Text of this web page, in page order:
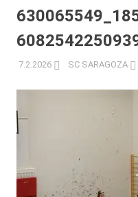
7.2.2026 SC SARAGOZA